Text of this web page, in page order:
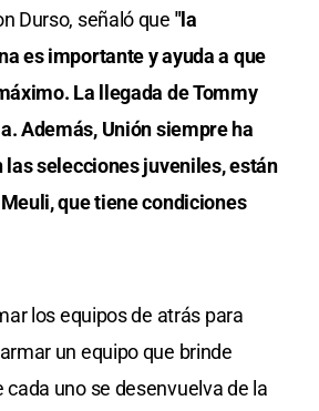
Durso, señaló que "la
es importante y ayuda a que
La llegada de Tommy
Además, Unión siempre ha
selecciones juveniles, están
que tiene condiciones
los equipos de atrás para
un equipo que brinde
cada uno se desenvuelva de la